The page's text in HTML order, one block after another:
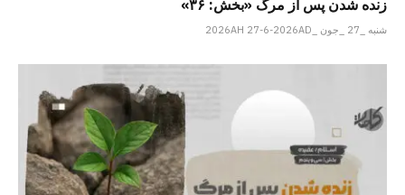
زنده شدن پس از مرگ «بخش: ۳۶»
شنبه _27 _جون _2026AH 27-6-2026AD